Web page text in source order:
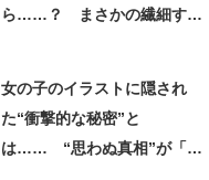
ら……？ まさかの繊細すぎ
女の子のイラストに隠され
た“衝撃的な秘密”と
は…… “思わぬ真相”が「ホ